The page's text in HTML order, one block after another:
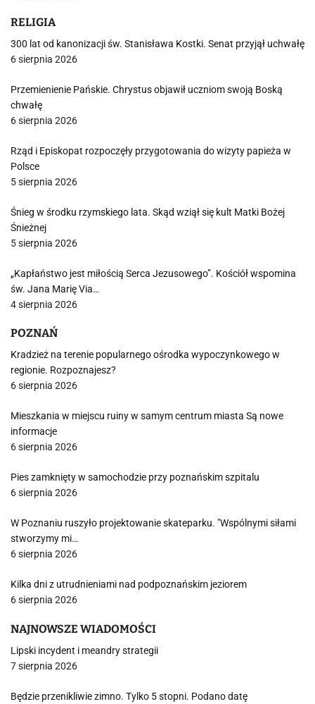
RELIGIA
300 lat od kanonizacji św. Stanisława Kostki. Senat przyjął uchwałę
6 sierpnia 2026
Przemienienie Pańskie. Chrystus objawił uczniom swoją Boską
chwałę
6 sierpnia 2026
Rząd i Episkopat rozpoczęły przygotowania do wizyty papieża w
Polsce
5 sierpnia 2026
Śnieg w środku rzymskiego lata. Skąd wziął się kult Matki Bożej
Śnieżnej
5 sierpnia 2026
„Kapłaństwo jest miłością Serca Jezusowego”. Kościół wspomina
św. Jana Marię Via…
4 sierpnia 2026
POZNAŃ
Kradzież na terenie popularnego ośrodka wypoczynkowego w
regionie. Rozpoznajesz?
6 sierpnia 2026
Mieszkania w miejscu ruiny w samym centrum miasta Są nowe
informacje
6 sierpnia 2026
Pies zamknięty w samochodzie przy poznańskim szpitalu
6 sierpnia 2026
W Poznaniu ruszyło projektowanie skateparku. "Wspólnymi siłami
stworzymy mi…
6 sierpnia 2026
Kilka dni z utrudnieniami nad podpoznańskim jeziorem
6 sierpnia 2026
NAJNOWSZE WIADOMOŚCI
Lipski incydent i meandry strategii
7 sierpnia 2026
Będzie przenikliwie zimno. Tylko 5 stopni. Podano datę